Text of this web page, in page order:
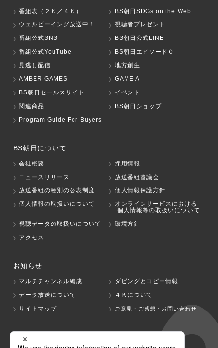
番組表（２Ｋ／４Ｋ）
BS朝日SDGs on the Web
ウェルビーイング放送中！
視聴者プレゼント
番組公式SNS
BS朝日公式LINE
番組公式YouTube
BS朝日エピソード０
見逃し配信
地方創生
AMBER GAMES
GAME A
BS朝日セールスサイト
イベント
関連商品
BS朝日ショップ
Program Guide For Buyers
BS朝日について
会社概要
採用情報
ニュースリリース
放送番組審議会
放送番組の種別の公表制度
個人情報保護方針
個人情報の取扱いについて
オンラインサービスにおける
個人情報等の取扱いについて
視聴データの取扱いについて
環境方針
アクセス
お知らせ
マルチチャンネル編成
ダビングとコピー情報
データ放送について
４Ｋについて
サイトマップ
ご意見・ご感想・お問い合わせ
グループ会社